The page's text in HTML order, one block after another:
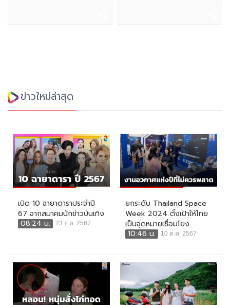
ข่าวใหม่ล่าสุด
เปิด 10 ฉายาดาราประจำปี
67 จากสมาคมนักข่าวบันเทิง
08:24 น.
23 ธ.ค. 2567
ยกระดับ Thailand Space
Week 2024 ตั้งเป้าให้ไทย
เป็นจุดหมายเชื่อมโยง...
10:46 น.
10 ต.ค. 2567